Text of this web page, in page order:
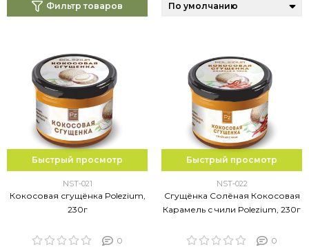
Фильтр товаров
Быстрый просмотр
NST-021
Кокосовая сгущёнка Polezium,
230г
0
Быстрый просмотр
NST-022
Сгущёнка Солёная Кокосовая
Карамель с чили Polezium, 230г
0